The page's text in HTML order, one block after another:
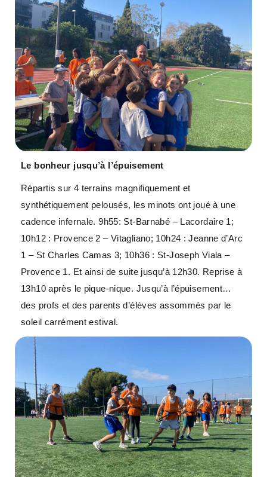
Le bonheur jusqu’à l’épuisement
Répartis sur 4 terrains magnifiquement et
synthétiquement pelousés, les minots ont joué à une
cadence infernale. 9h55: St-Barnabé – Lacordaire 1;
10h12 : Provence 2 – Vitagliano; 10h24 : Jeanne d’Arc
1 – St Charles Camas 3; 10h36 : St-Joseph Viala –
Provence 1. Et ainsi de suite jusqu’à 12h30. Reprise à
13h10 après le pique-nique. Jusqu’à l’épuisement…
des profs et des parents d’élèves assommés par le
soleil carrément estival.